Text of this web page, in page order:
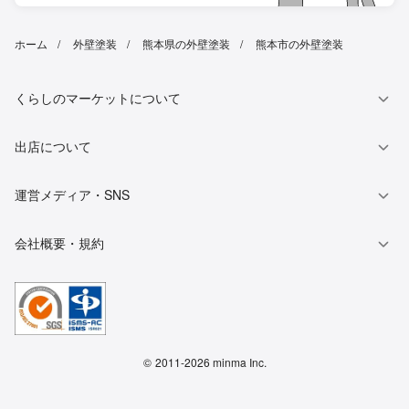
ホーム 外壁塗装 熊本県の外壁塗装 熊本市の外壁塗装
くらしのマーケットについて
出店について
運営メディア・SNS
会社概要・規約
© 2011-2026 minma Inc.